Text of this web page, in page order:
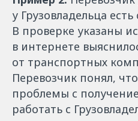
у Грузовладельца
В проверке указаны
в интернете
от транспортных
Перевозчик понял,
проблемы с
работать с